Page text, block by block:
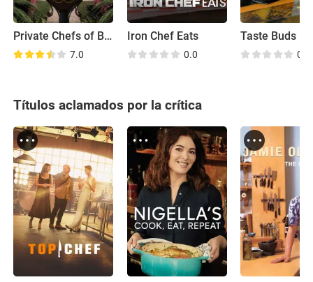
Private Chefs of Beverly Hills
7.0
Iron Chef Eats
0.0
Taste Buds
0.0
Títulos aclamados por la crítica